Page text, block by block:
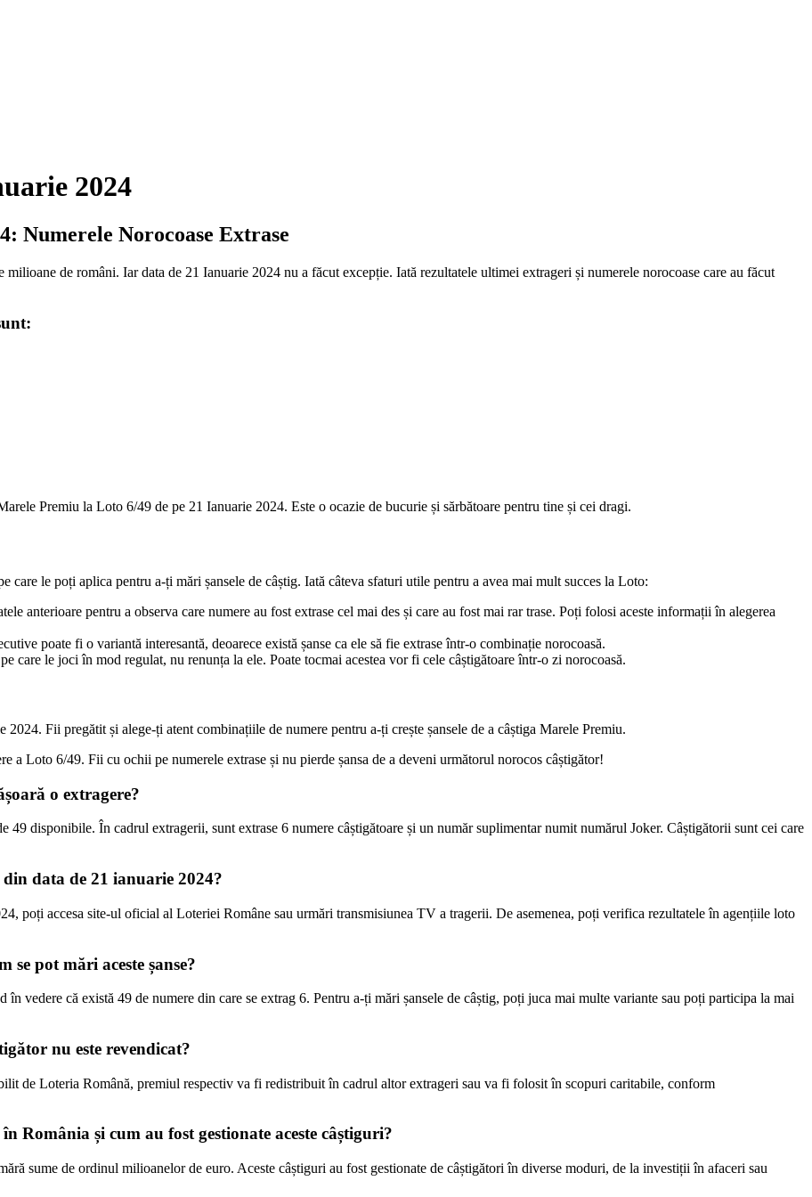
2024
Numerele Norocoase Extrase
de români. Iar data de 21 Ianuarie 2024 nu a făcut excepție. Iată rezultatele ultimei extrageri și numerele norocoase care au făcut
Premiu la Loto 6/49 de pe 21 Ianuarie 2024. Este o ocazie de bucurie și sărbătoare pentru tine și cei dragi.
care le poți aplica pentru a-ți mări șansele de câștig. Iată câteva sfaturi utile pentru a avea mai mult succes la Loto:
anterioare pentru a observa care numere au fost extrase cel mai des și care au fost mai rar trase. Poți folosi aceste informații în alegerea
poate fi o variantă interesantă, deoarece există șanse ca ele să fie extrase într-o combinație norocoasă.
care le joci în mod regulat, nu renunța la ele. Poate tocmai acestea vor fi cele câștigătoare într-o zi norocoasă.
Fii pregătit și alege-ți atent combinațiile de numere pentru a-ți crește șansele de a câștiga Marele Premiu.
a Loto 6/49. Fii cu ochii pe numerele extrase și nu pierde șansa de a deveni următorul norocos câștigător!
o extragere?
disponibile. În cadrul extragerii, sunt extrase 6 numere câștigătoare și un număr suplimentar numit numărul Joker. Câștigătorii sunt cei care
data de 21 ianuarie 2024?
poți accesa site-ul oficial al Loteriei Române sau urmări transmisiunea TV a tragerii. De asemenea, poți verifica rezultatele în agențiile loto
se pot mări aceste șanse?
în vedere că există 49 de numere din care se extrag 6. Pentru a-ți mări șansele de câștig, poți juca mai multe variante sau poți participa la mai
nu este revendicat?
de Loteria Română, premiul respectiv va fi redistribuit în cadrul altor extrageri sau va fi folosit în scopuri caritabile, conform
România și cum au fost gestionate aceste câștiguri?
sume de ordinul milioanelor de euro. Aceste câștiguri au fost gestionate de câștigători în diverse moduri, de la investiții în afaceri sau